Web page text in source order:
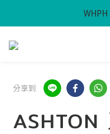
滿
分享到
ASHTON